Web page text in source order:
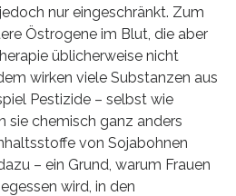
nur eingeschränkt. Zum
Östrogene im Blut, die aber
üblicherweise nicht
wirken viele Substanzen aus
Pestizide – selbst wie
sie chemisch ganz anders
von Sojabohnen
– ein Grund, warum Frauen
wird, in den